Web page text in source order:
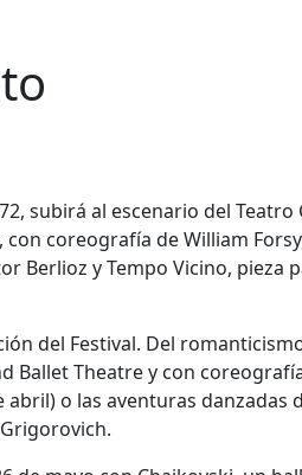
subirá al escenario del
coreografía de William
Berlioz y Tempo Vicino, pieza
del Festival. Del
Ballet Theatre y con
abril) o las aventuras danzadas